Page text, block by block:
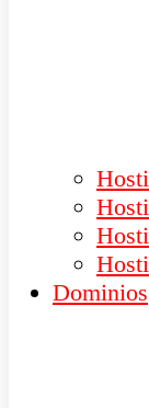
Dominios